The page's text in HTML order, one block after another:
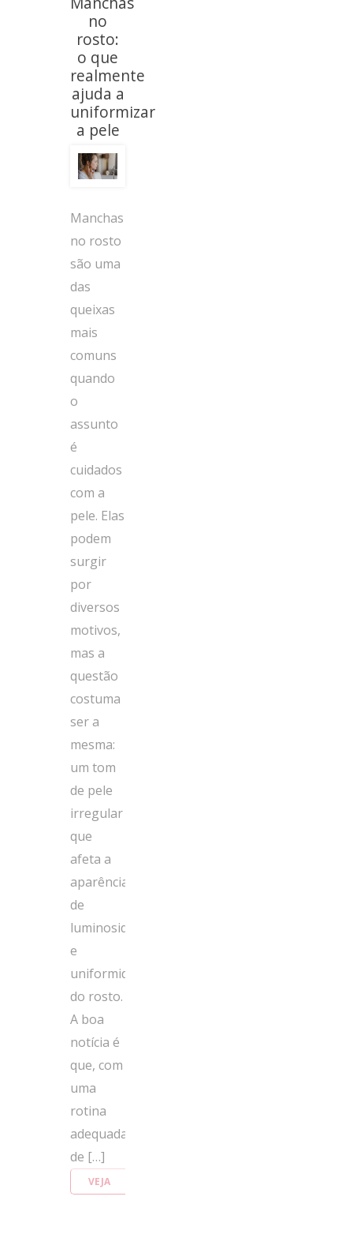
no
rosto:
o que
realmente
ajuda a
uniformizar
a pele
Manchas
no rosto
são uma
das
queixas
mais
comuns
quando
o
assunto
é
cuidados
com a
pele. Elas
podem
surgir
por
diversos
motivos,
mas a
questão
costuma
ser a
mesma:
um tom
de pele
irregular
que
afeta a
aparência
de
luminosidade
e
uniformidade
do rosto.
A boa
notícia é
que, com
uma
rotina
adequada
de […]
VEJA